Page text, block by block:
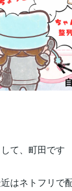
て、町田です
はネトフリで